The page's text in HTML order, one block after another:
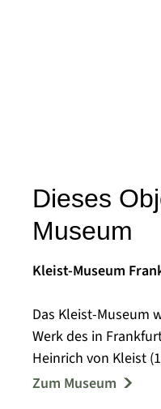
Dieses
Museum
Kleist-Museum
Das Kleist-Museum
Werk des in
Heinrich von Kleist
im Gebäude der
Zum Museum